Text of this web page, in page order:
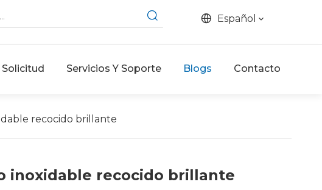
Español
Solicitud Servicios Y Soporte Blogs Contacto
recocido brillante
inoxidable recocido brillante